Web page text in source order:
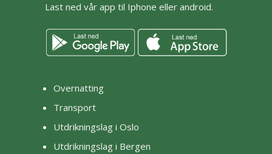
Last ned vår app til Iphone eller android.
Overnatting
Transport
Utdrikningslag i Oslo
Utdrikningslag i Bergen